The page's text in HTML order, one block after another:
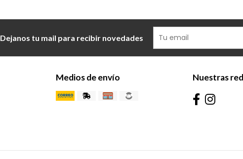
Dejanos tu mail para recibir novedades
Medios de envío Nuestras